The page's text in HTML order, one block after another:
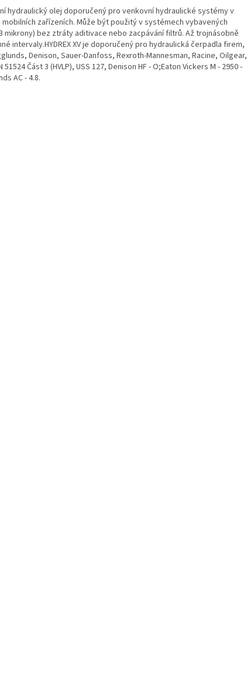
hydraulický olej doporučený pro venkovní hydraulické systémy v
zařízeních. Může být použitý v systémech vybavených
mikrony) bez ztráty aditivace nebo zacpávání filtrů. Až trojnásobně
intervaly.HYDREX XV je doporučený pro hydraulická čerpadla firem,
Denison, Sauer-Danfoss, Rexroth-Mannesman, Racine, Oilgear,
51524 Část 3 (HVLP), USS 127, Denison HF - O;Eaton Vickers M - 2950 -
AC - 4.8.